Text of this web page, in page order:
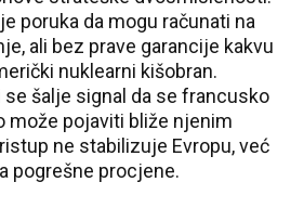
poruka da mogu računati na
ali bez prave garancije kakvu
nuklearni kišobran.
šalje signal da se francusko
može pojaviti bliže njenim
ne stabilizuje Evropu, već
pogrešne procjene.